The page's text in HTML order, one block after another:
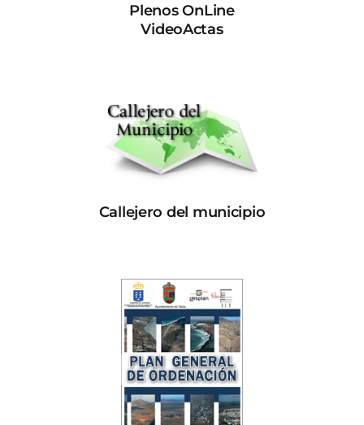
Plenos OnLine
VideoActas
Callejero del municipio